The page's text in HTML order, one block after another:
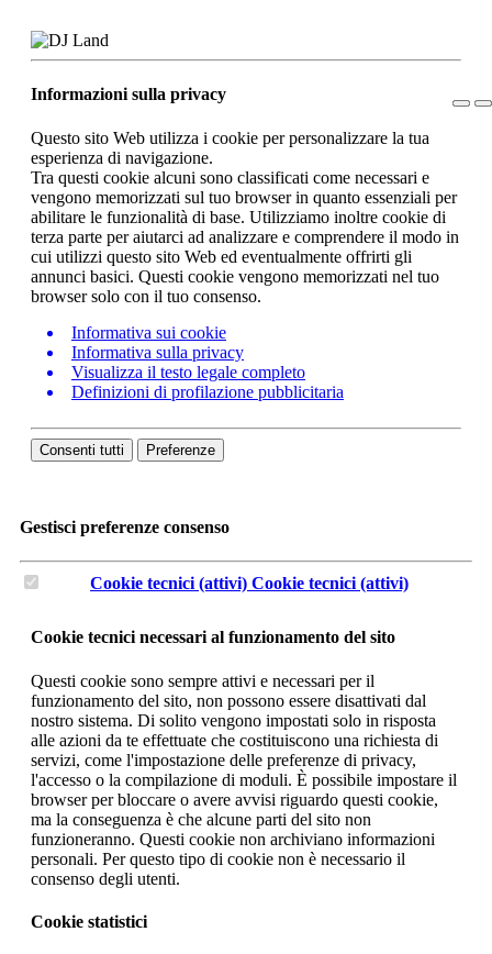
Informazioni sulla privacy
Questo sito Web utilizza i cookie per personalizzare la tua
esperienza di navigazione.
Tra questi cookie alcuni sono classificati come necessari e
vengono memorizzati sul tuo browser in quanto essenziali per
abilitare le funzionalità di base. Utilizziamo inoltre cookie di
terza parte per aiutarci ad analizzare e comprendere il modo in
cui utilizzi questo sito Web ed eventualmente offrirti gli
annunci basici. Questi cookie vengono memorizzati nel tuo
browser solo con il tuo consenso.
Informativa sui cookie
Informativa sulla privacy
Visualizza il testo legale completo
Definizioni di profilazione pubblicitaria
Consenti tutti Preferenze
Gestisci preferenze consenso
Cookie tecnici (attivi) Cookie tecnici (attivi)
Cookie tecnici necessari al funzionamento del sito
Questi cookie sono sempre attivi e necessari per il
funzionamento del sito, non possono essere disattivati dal
nostro sistema. Di solito vengono impostati solo in risposta
alle azioni da te effettuate che costituiscono una richiesta di
servizi, come l'impostazione delle preferenze di privacy,
l'accesso o la compilazione di moduli. È possibile impostare il
browser per bloccare o avere avvisi riguardo questi cookie,
ma la conseguenza è che alcune parti del sito non
funzioneranno. Questi cookie non archiviano informazioni
personali. Per questo tipo di cookie non è necessario il
consenso degli utenti.
Cookie statistici